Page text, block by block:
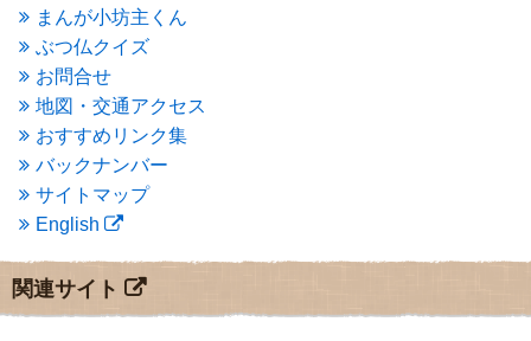
2015年3月 (3)
2015年2月(3)
2015年1月(1)
2014年12月
2014年9月(1)
2014年5月 (1)
2014年4月
2014年1月(1)
2013年11月 (4)
2013年10月
2013年8月
(7)
2013年7月
(7)
まんが小坊主くん
ぶつ仏クイズ
お問合せ
地図・交通アクセス
おすすめリンク集
バックナンバー
サイトマップ
English
関連サイト